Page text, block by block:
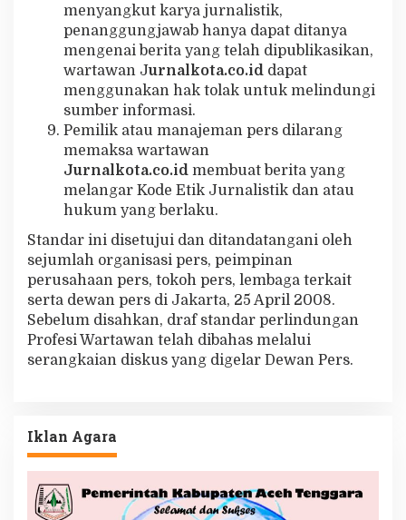
menyangkut karya jurnalistik,
penanggungjawab hanya dapat ditanya
mengenai berita yang telah dipublikasikan,
wartawan Jurnalkota.co.id dapat
menggunakan hak tolak untuk melindungi
sumber informasi.
Pemilik atau manajeman pers dilarang
memaksa wartawan
Jurnalkota.co.id membuat berita yang
melangar Kode Etik Jurnalistik dan atau
hukum yang berlaku.
Standar ini disetujui dan ditandatangani oleh
sejumlah organisasi pers, peimpinan
perusahaan pers, tokoh pers, lembaga terkait
serta dewan pers di Jakarta, 25 April 2008.
Sebelum disahkan, draf standar perlindungan
Profesi Wartawan telah dibahas melalui
serangkaian diskus yang digelar Dewan Pers.
Iklan Agara